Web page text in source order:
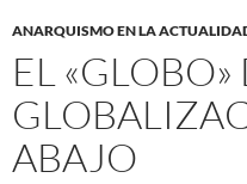
ANARQUISMO EN LA
EL «GLOBO»
ABAJO